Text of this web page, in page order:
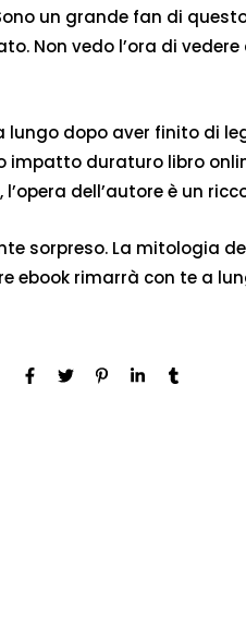
un grande fan di
Non vedo l’ora di
lungo dopo aver finito di
duraturo libro
dell’autore è un
sorpreso. La mitologia
ebook rimarrà con te a